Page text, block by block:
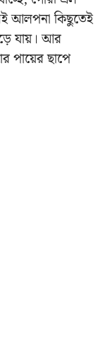
আলপনা কিছুতেই
যায়। আর
পায়ের ছাপে